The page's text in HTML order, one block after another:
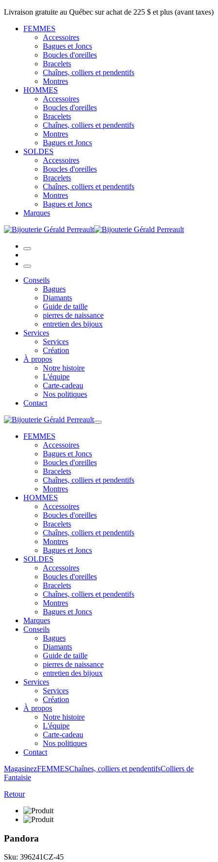
Livraison gratuite au Québec sur achat de 225 $ et plus (avant taxes)
FEMMES
Accessoires
Bagues et Joncs
Boucles d'oreilles
Bracelets
Chaînes, colliers et pendentifs
Montres
HOMMES
Accessoires
Boucles d'oreilles
Bracelets
Chaînes, colliers et pendentifs
Montres
Bagues et Joncs
SOLDES
Accessoires
Boucles d'oreilles
Bracelets
Chaînes, colliers et pendentifs
Montres
Bagues et Joncs
Marques
Conseils
Bagues
Diamants
Guide de taille
pierres de naissance
entretien des bijoux
Services
Services
Création
À propos
Notre histoire
L'équipe
Carte-cadeau
Nos politiques
Contact
FEMMES
Accessoires
Bagues et Joncs
Boucles d'oreilles
Bracelets
Chaînes, colliers et pendentifs
Montres
HOMMES
Accessoires
Boucles d'oreilles
Bracelets
Chaînes, colliers et pendentifs
Montres
Bagues et Joncs
SOLDES
Accessoires
Boucles d'oreilles
Bracelets
Chaînes, colliers et pendentifs
Montres
Bagues et Joncs
Marques
Conseils
Bagues
Diamants
Guide de taille
pierres de naissance
entretien des bijoux
Services
Services
Création
À propos
Notre histoire
L'équipe
Carte-cadeau
Nos politiques
Contact
MagasinezFEMMESChaînes, colliers et pendentifsColliers de
Fantaisie
Retour
Pandora
Sku: 396241CZ-45